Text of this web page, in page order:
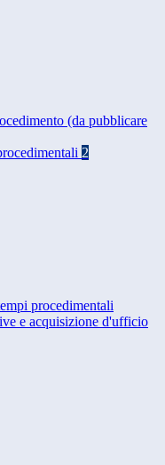
(da pubblicare
2
procedimentali
e acquisizione d'ufficio